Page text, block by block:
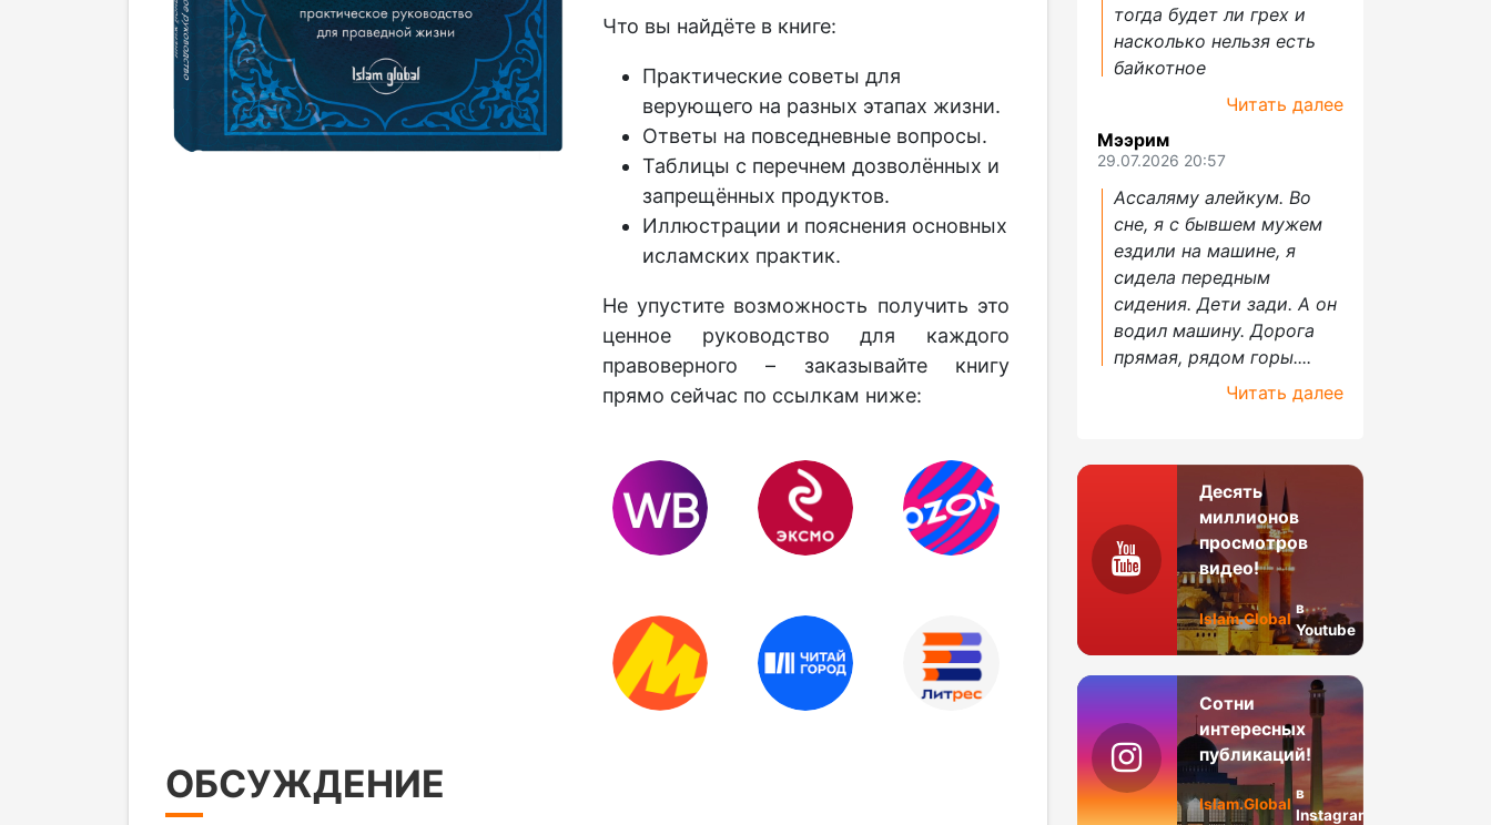
Что вы найдёте в книге:
Практические советы для
верующего на разных этапах жизни.
Ответы на повседневные вопросы.
Таблицы с перечнем дозволённых и
запрещённых продуктов.
Иллюстрации и пояснения основных
исламских практик.
Не упустите возможность получить это
ценное руководство для каждого
правоверного – заказывайте книгу
прямо сейчас по ссылкам ниже:
ОБСУЖДЕНИЕ
тогда будет ли грех и
насколько нельзя есть
байкотное
Читать далее
Мээрим
29.07.2026 20:57
Ассаляму алейкум. Во
сне, я с бывшем мужем
ездили на машине, я
сидела передным
сидения. Дети зади. А он
водил машину. Дорога
прямая, рядом горы....
Читать далее
Десять
миллионов
просмотров
видео!
Islam.Global
в
Youtube
Сотни
интересных
публикаций!
Islam.Global
в
Instagram